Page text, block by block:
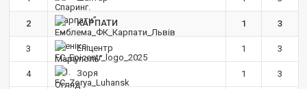
привіт, знову з вами)
Hatsyk :
Torsida_LEMBERG_1963 ,
радий вітати 🙌 🦁
Всім привіт! Я так розумію
старий сайт пішов разом з
акаунтом і потрібно заново
2 КАРПАТИ 1 3
3 Епіцентр 1 3
4 Зоря 1 3